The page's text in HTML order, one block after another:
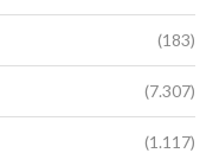
(183)
(7.307)
(1.117)